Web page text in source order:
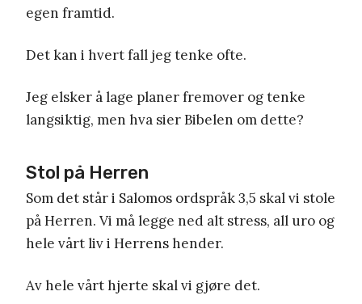
egen framtid.
Det kan i hvert fall jeg tenke ofte.
Jeg elsker å lage planer fremover og tenke
langsiktig, men hva sier Bibelen om dette?
Stol på Herren
Som det står i Salomos ordspråk 3,5 skal vi stole
på Herren. Vi må legge ned alt stress, all uro og
hele vårt liv i Herrens hender.
Av hele vårt hjerte skal vi gjøre det.